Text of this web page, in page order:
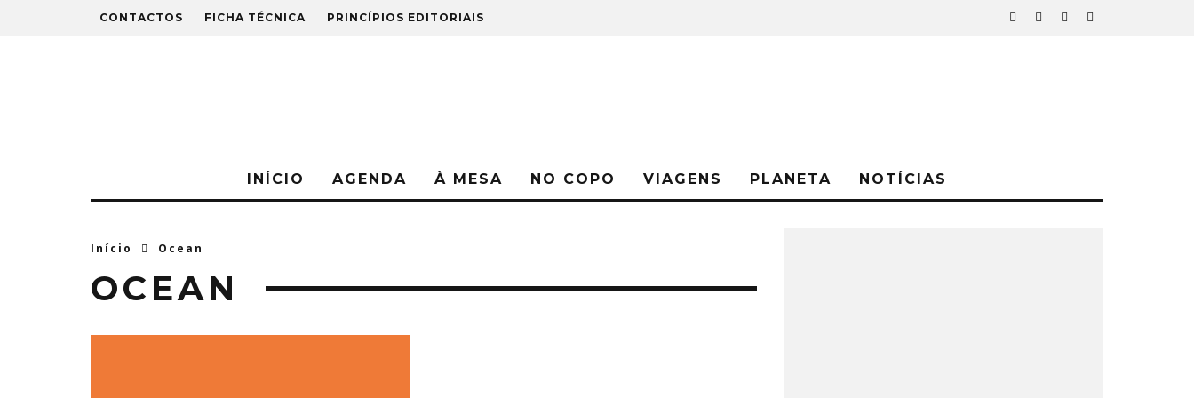
CONTACTOS FICHA TÉCNICA PRINCÍPIOS EDITORIAIS
INÍCIO AGENDA À MESA NO COPO VIAGENS PLANETA NOTÍCIAS
Início Ocean
OCEAN